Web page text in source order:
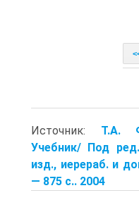
Источник: Т.А.
Учебник/ Под
изд., иерераб. и
— 875 с.. 2004